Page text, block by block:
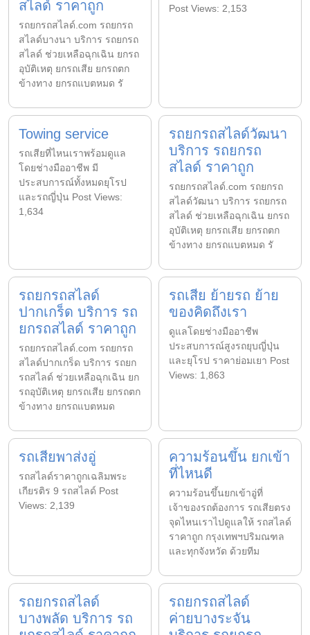
สไลด์ ราคาถูก
รถยกรถสไลด์.com รถยกรถ
สไลด์บางนา บริการ รถยกรถ
สไลด์ ช่วยเหลือฉุกเฉิน ยกรถ
อุบัติเหตุ ยกรถเสีย ยกรถตก
ข้างทาง ยกรถแบตหมด รั
Post Views: 2,153
Towing service
รถเสียที่ไหนเราพร้อมดูแล
โดยช่างมืออาชีพ มี
ประสบการณ์ทั้งหมดยุโรป
และรถญี่ปุ่น Post Views:
1,634
รถยกรถสไลด์วัฒนา
บริการ รถยกรถ
สไลด์ ราคาถูก
รถยกรถสไลด์.com รถยกรถ
สไลด์วัฒนา บริการ รถยกรถ
สไลด์ ช่วยเหลือฉุกเฉิน ยกรถ
อุบัติเหตุ ยกรถเสีย ยกรถตก
ข้างทาง ยกรถแบตหมด รั
รถยกรถสไลด์
ปากเกร็ด บริการ รถ
ยกรถสไลด์ ราคาถูก
รถยกรถสไลด์.com รถยกรถ
สไลด์ปากเกร็ด บริการ รถยก
รถสไลด์ ช่วยเหลือฉุกเฉิน ยก
รถอุบัติเหตุ ยกรถเสีย ยกรถตก
ข้างทาง ยกรถแบตหมด
รถเสีย ย้ายรถ ย้าย
ของคิดถึงเรา
ดูแลโดยช่างมืออาชีพ
ประสบการณ์สูงรถยุบญี่ปุ่น
และยุโรป ราคาย่อมเยา Post
Views: 1,863
รถเสียพาส่งอู่
รถสไลด์ราคาถูกเฉลิมพระ
เกียรติร 9 รถสไลด์ Post
Views: 2,139
ความร้อนขึ้น ยกเข้า
ที่ไหนดี
ความร้อนขึ้นยกเข้าอู่ที่
เจ้าของรถต้องการ รถเสียตรง
จุดไหนเราไปดูแลให้ รถสไลด์
ราคาถูก กรุงเทพฯปริมณฑล
และทุกจังหวัด ด้วยทีม
รถยกรถสไลด์
บางพลัด บริการ รถ
รถยกรถสไลด์
ค่ายบางระจัน